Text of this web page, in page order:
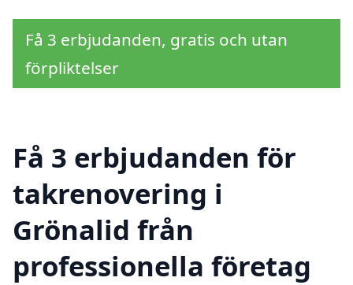
Få 3 erbjudanden, gratis och utan
förpliktelser
Få 3 erbjudanden för
takrenovering i
Grönalid från
professionella företag